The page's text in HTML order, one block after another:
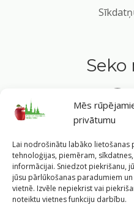
Mēs
privātumu
Lai nodrošinātu labāko lietošanas
tehnoloģijas, piemēram,
informācijai. Sniedzot piekrišanu,
jūsu pārlūkošanas paradumiem
vietnē. Izvēle nepiekrist vai
noteiktu vietnes funkciju darbību.
©2026 Veselīgs
informāciju, atsauce uz